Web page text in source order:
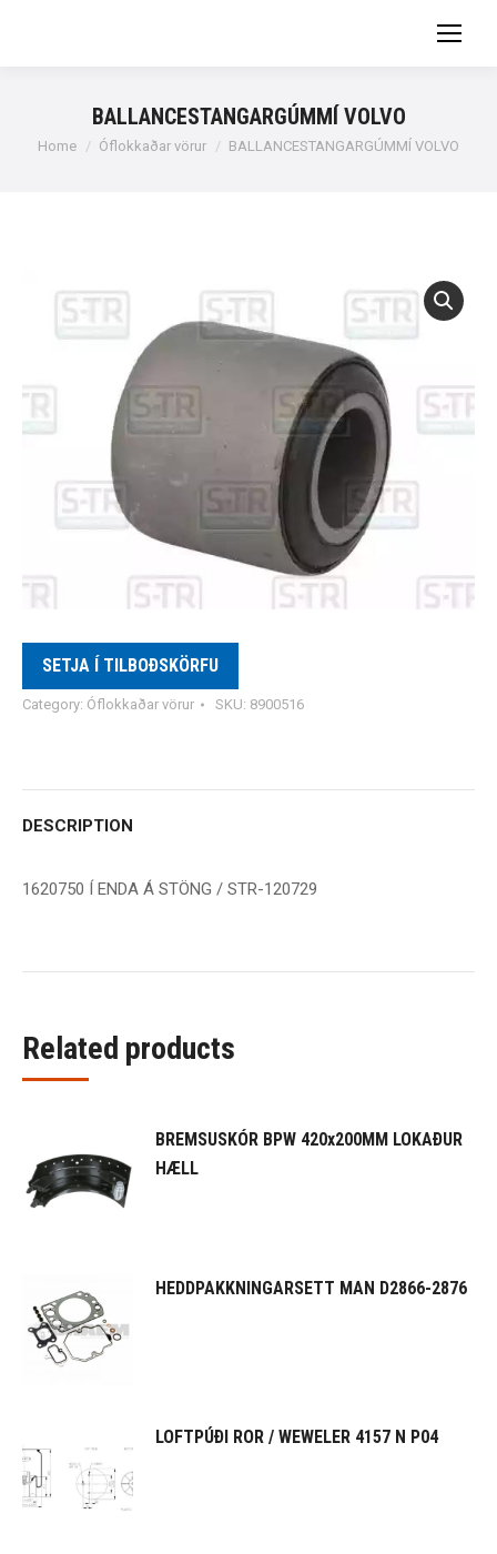
BALLANCESTANGARGÚMMÍ VOLVO
You are here:
Home Óflokkaðar vörur BALLANCESTANGARGÚMMÍ VOLVO
SETJA Í TILBOÐSKÖRFU
Category: Óflokkaðar vörur SKU: 8900516
DESCRIPTION
1620750 Í ENDA Á STÖNG / STR-120729
Related products
BREMSUSKÓR BPW 420x200MM LOKAÐUR
HÆLL
HEDDPAKKNINGARSETT MAN D2866-2876
LOFTPÚÐI ROR / WEWELER 4157 N P04